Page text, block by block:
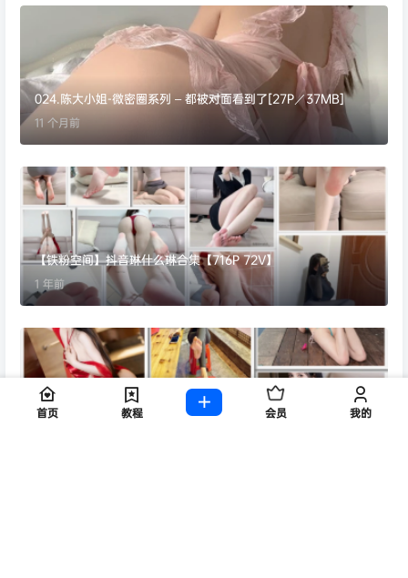
024.陈大小姐-微密圈系列 – 都被对面看到了[27P／37MB]
11 个月前
【铁粉空间】抖音琳什么琳合集【716P 72V】
1 年前
【XIUREN秀人网】微博是小逗逗写真合集更90套 [7781P+48V]
首页 教程 会员 我的